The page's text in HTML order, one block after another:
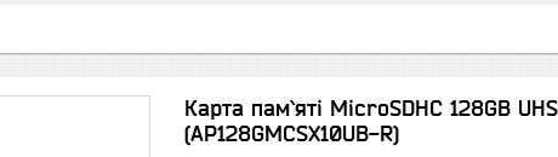
Карта пам`ятi MicroSDHC 128GB
(AP128GMCSX10UB-R)